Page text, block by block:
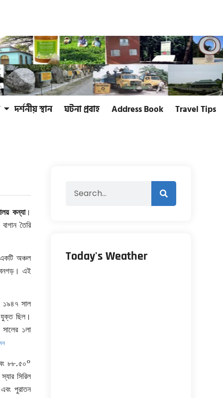
দর্শনীয় স্থান ঘটনা প্রবাহ Address Book
Travel Tips
কন্যা।
তৈরি
অঞ্চল
এই
১৯৪৭ সাল
ছিল।
১লা
৮৮.৫০°
সিরিল
পুরাতন
Today's Weather